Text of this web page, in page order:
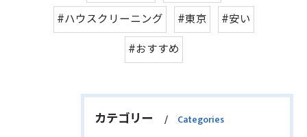
#ハウスクリーニング
#東京
#安い
#おすすめ
カテゴリー Categories